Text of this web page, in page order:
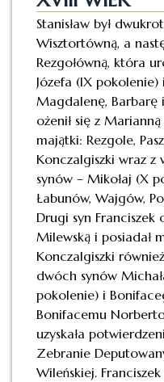
Stanisław był
Wisztortówną, a
Rezgołówną, która
Józefa (IX
Magdalenę, Barbarę
ożenił się z
majątki: Rezgole,
Konczalgiszki wraz z
synów – Mikołaj (X
Łabunów, Wajgów,
Drugi syn Franciszek
Milewską i posiadał
Konczalgiszki
dwóch synów
pokolenie) i
Bonifacemu
uzyskała
Zebranie
Wileńskiej.